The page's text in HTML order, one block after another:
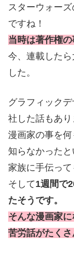
スターウォー
ですね！
当時は著作権の
今、連載した
した。
グラフィック
社した話もあり
漫画家の事を
知らなかったと
家族に手伝って
そして1週間で
たそうです。
そんな漫画家
苦労話がたくさ